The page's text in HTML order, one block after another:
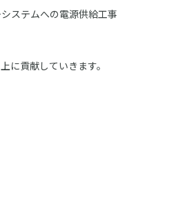
ステムへの電源供給工事
に貢献していきます。